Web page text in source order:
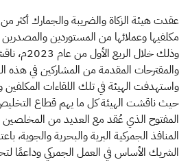
مكلفيها وعملائها من المستوردين
وذلك خلال
والمقترحات المقدمة من المشاركين في هذه
واستهدفت الهيئة في تلك اللقاءات المكلفين
حيث ناقشت الهيئة كل ما يهم قطاع
المفتوح الذي عُقد مع العديد من
المنافذ الجمركية البرية والبحرية والجوية،
الشريك الأساس في العمل الجمركي وداعمًا